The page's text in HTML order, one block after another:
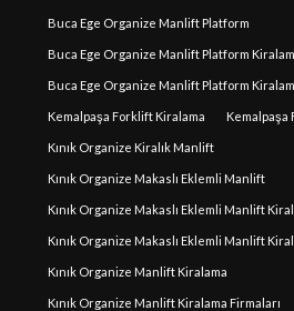
Buca Ege Organize Manlift Platform
Buca Ege Organize Manlift Platform
Buca Ege Organize Manlift Platform
Kemalpaşa Forklift Kiralama Kemalpaşa
Kınık Organize Kiralık Manlift
Kınık Organize Makaslı Eklemli Manlift
Kınık Organize Makaslı Eklemli Manlift
Kınık Organize Makaslı Eklemli Manlift
Kınık Organize Manlift Kiralama
Kınık Organize Manlift Kiralama Firmaları